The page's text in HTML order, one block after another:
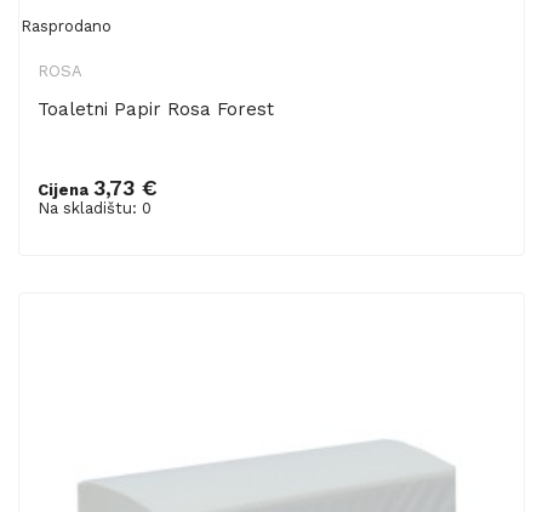
Rasprodano
ROSA
Toaletni Papir Rosa Forest
Cijena 3,73 €
Na skladištu: 0